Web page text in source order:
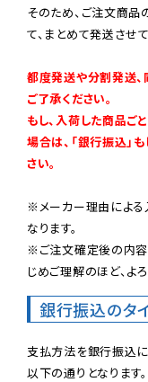
そのため、ご注文商
て、まとめて発送させ
都度発送や分割発送、
ご了承ください。
もし、入荷した商品ご
場合は、「銀行振込」
さい。
※メーカー理由による
なります。
※ご注文確定後の内容
じめご理解のほど、よ
銀行振込のタ
支払方法を銀行振込
以下の通りとなります。